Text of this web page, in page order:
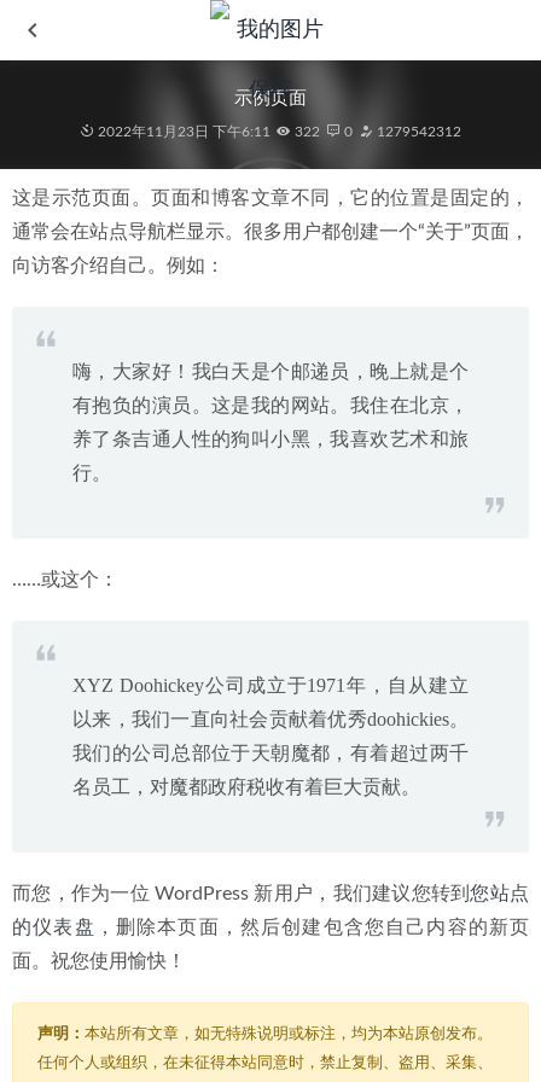
示例页面
2022年11月23日 下午6:11 322 0 1279542312
这是示范页面。页面和博客文章不同，它的位置是固定的，
通常会在站点导航栏显示。很多用户都创建一个“关于”页面，
向访客介绍自己。例如：
嗨，大家好！我白天是个邮递员，晚上就是个
有抱负的演员。这是我的网站。我住在北京，
养了条吉通人性的狗叫小黑，我喜欢艺术和旅
行。
……或这个：
XYZ Doohickey公司成立于1971年，自从建立
以来，我们一直向社会贡献着优秀doohickies。
我们的公司总部位于天朝魔都，有着超过两千
名员工，对魔都政府税收有着巨大贡献。
而您，作为一位 WordPress 新用户，我们建议您转到您站点
的仪表盘 ，删除本页面，然后创建包含您自己内容的新页
面。祝您使用愉快！
声明： 本站所有文章，如无特殊说明或标注，均为本站原创发布。
任何个人或组织，在未征得本站同意时，禁止复制、盗用、采集、